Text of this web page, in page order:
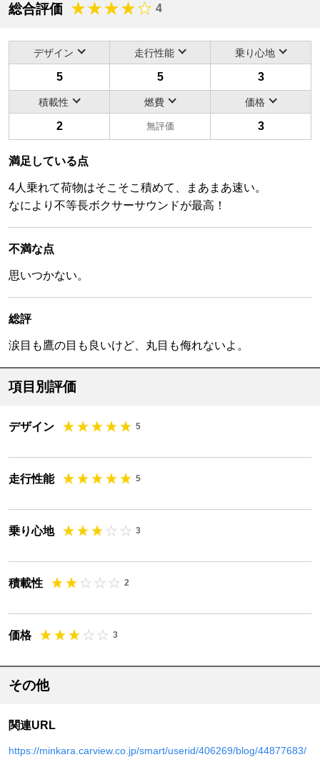
総合評価 4
デザイン 走行性能 乗り心地
5 5 3
積載性 燃費 価格
2 無評価 3
満足している点
4人乗れて荷物はそこそこ積めて、まあまあ速い。
なにより不等長ボクサーサウンドが最高！
不満な点
思いつかない。
総評
涙目も鷹の目も良いけど、丸目も侮れないよ。
項目別評価
デザイン 5
走行性能 5
乗り心地 3
積載性 2
価格 3
その他
関連URL
https://minkara.carview.co.jp/smart/userid/406269/blog/44877683/